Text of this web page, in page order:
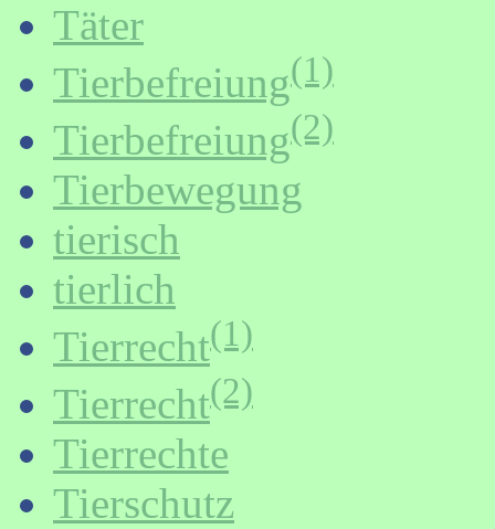
Täter
Tierbefreiung(1)
Tierbefreiung(2)
Tierbewegung
tierisch
tierlich
Tierrecht(1)
Tierrecht(2)
Tierrechte
Tierschutz